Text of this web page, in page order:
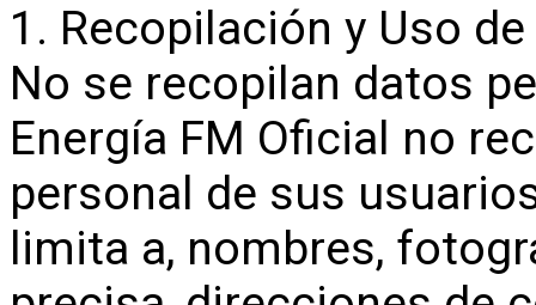
1. Recopilación y Uso
No se recopilan datos
Energía FM Oficial no
personal de sus
limita a, nombres,